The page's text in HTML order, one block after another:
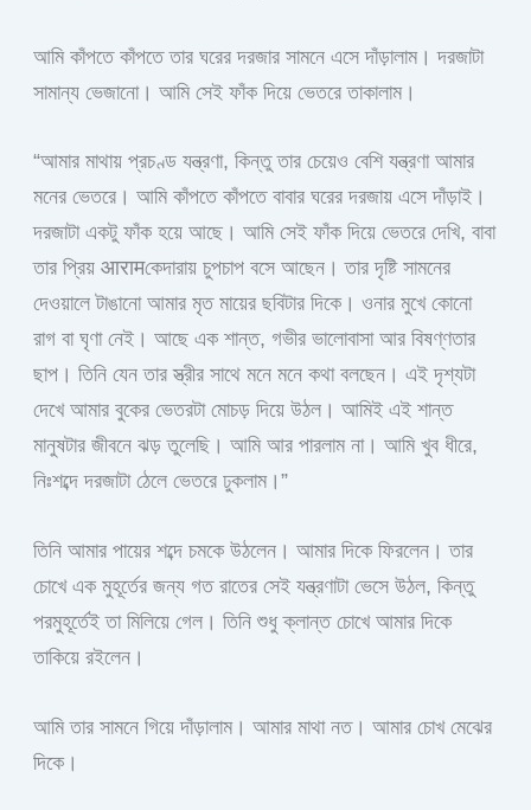
আমি কাঁপতে কাঁপতে তার ঘরের দরজার সামনে এসে দাঁড়ালাম। দরজাটা
সামান্য ভেজানো। আমি সেই ফাঁক দিয়ে ভেতরে তাকালাম।
“আমার মাথায় প্রচণ্ড যন্ত্রণা, কিন্তু তার চেয়েও বেশি যন্ত্রণা আমার
মনের ভেতরে। আমি কাঁপতে কাঁপতে বাবার ঘরের দরজায় এসে দাঁড়াই।
দরজাটা একটু ফাঁক হয়ে আছে। আমি সেই ফাঁক দিয়ে ভেতরে দেখি, বাবা
তার প্রিয় आरामকেদারায় চুপচাপ বসে আছেন। তার দৃষ্টি সামনের
দেওয়ালে টাঙানো আমার মৃত মায়ের ছবিটার দিকে। ওনার মুখে কোনো
রাগ বা ঘৃণা নেই। আছে এক শান্ত, গভীর ভালোবাসা আর বিষণ্ণতার
ছাপ। তিনি যেন তার স্ত্রীর সাথে মনে মনে কথা বলছেন। এই দৃশ্যটা
দেখে আমার বুকের ভেতরটা মোচড় দিয়ে উঠল। আমিই এই শান্ত
মানুষটার জীবনে ঝড় তুলেছি। আমি আর পারলাম না। আমি খুব ধীরে,
নিঃশব্দে দরজাটা ঠেলে ভেতরে ঢুকলাম।”
তিনি আমার পায়ের শব্দে চমকে উঠলেন। আমার দিকে ফিরলেন। তার
চোখে এক মুহূর্তের জন্য গত রাতের সেই যন্ত্রণাটা ভেসে উঠল, কিন্তু
পরমুহূর্তেই তা মিলিয়ে গেল। তিনি শুধু ক্লান্ত চোখে আমার দিকে
তাকিয়ে রইলেন।
আমি তার সামনে গিয়ে দাঁড়ালাম। আমার মাথা নত। আমার চোখ মেঝের
দিকে।